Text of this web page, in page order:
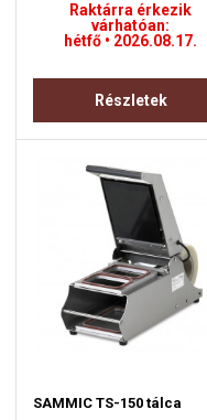
Raktárra érkezik
várhatóan:
hétfő • 2026.08.17.
Részletek
SAMMIC TS-150 tálca